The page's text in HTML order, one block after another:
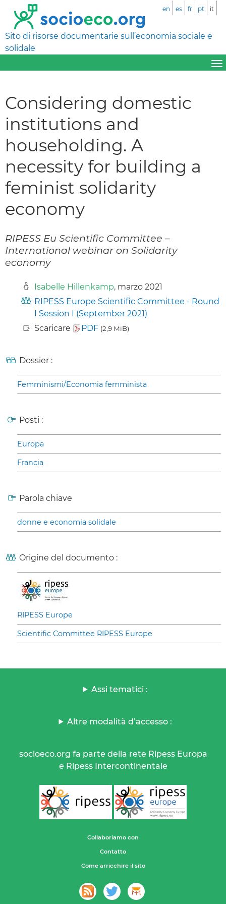
Sito di risorse documentarie sull’economia sociale e
solidale
en es fr pt it
Considering domestic
institutions and
householding. A
necessity for building a
feminist solidarity
economy
RIPESS Eu Scientific Committee –
International webinar on Solidarity
economy
Isabelle Hillenkamp, marzo 2021
RIPESS Europe Scientific Committee - Round
I Session I (September 2021)
Scaricare
PDF (2,9 MiB)
Dossier :
Femminismi/Economia femminista
Posti :
Europa
Francia
Parola chiave
donne e economia solidale
Origine del documento :
RIPESS Europe
Scientific Committee RIPESS Europe
Assi tematici :
Altre modalità d’accesso :
socioeco.org fa parte della rete Ripess Europa
e Ripess Intercontinentale
Collaboriamo con
Contatto
Come arricchire il sito